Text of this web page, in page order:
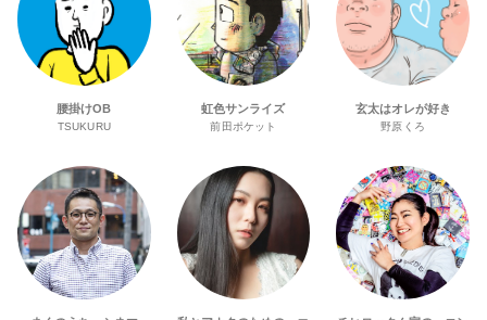
腰掛けOB
TSUKURU
虹色サンライズ
前田ポケット
玄太はオレが好き
野原くろ